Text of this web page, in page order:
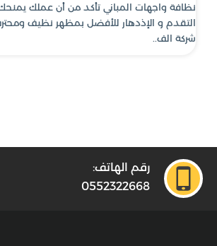
نظافة واجهات المباني تأكد من أن عملك
التقدم و الإذدهار للأفضل بمظهر نظيف
شركة الف..
رقم الهاتف:
0552322668